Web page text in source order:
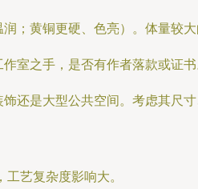
；黄铜更硬、色亮）。体量较
室之手，是否有作者落款或证
还是大型公共空间。考虑其尺
工艺复杂度影响大。